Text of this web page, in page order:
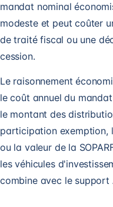
mandat nominal
modeste et peut coûter
de traité fiscal ou une
cession.
Le raisonnement
le coût annuel du
le montant des
participation exemption,
ou la valeur de la
les véhicules
combine avec le support